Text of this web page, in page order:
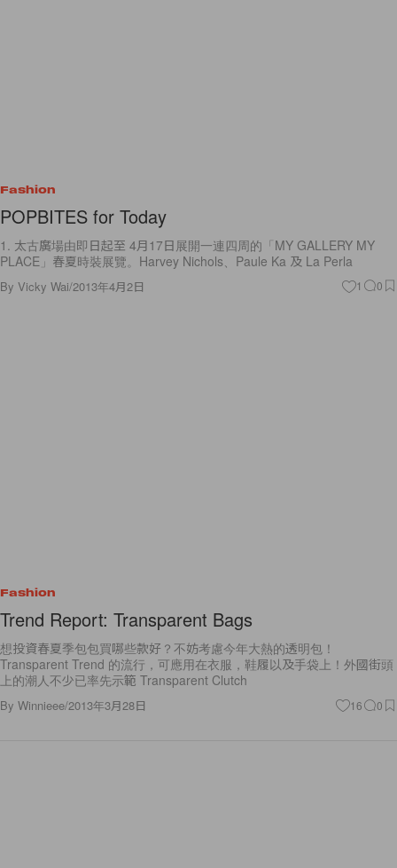
Fashion
POPBITES for Today
1. 太古廣場由即日起至 4月17日展開一連四周的「MY GALLERY MY
PLACE」春夏時裝展覽。Harvey Nichols、Paule Ka 及 La Perla
By Vicky Wai/2013年4月2日 1 0
Fashion
Trend Report: Transparent Bags
想投資春夏季包包買哪些款好？不妨考慮今年大熱的透明包！
Transparent Trend 的流行，可應用在衣服，鞋履以及手袋上！外國街頭
上的潮人不少已率先示範 Transparent Clutch
By Winnieee/2013年3月28日 16 0